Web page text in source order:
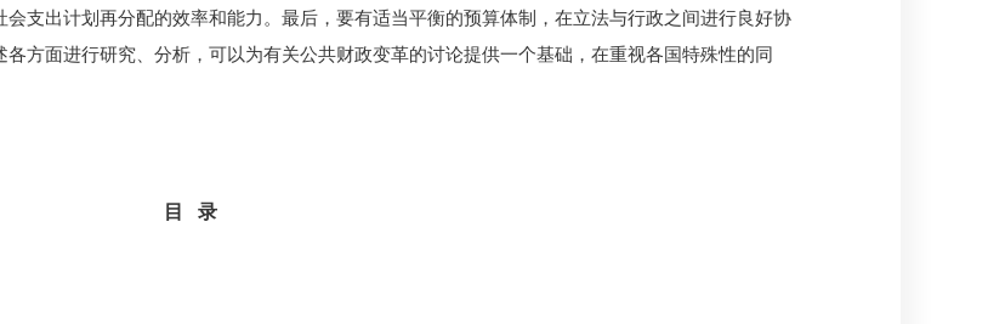
支出计划再分配的效率和能力。最后，要有适当平衡的预算体制，在立法与行政之间进行良好协
方面进行研究、分析，可以为有关公共财政变革的讨论提供一个基础，在重视各国特殊性的同
目 录